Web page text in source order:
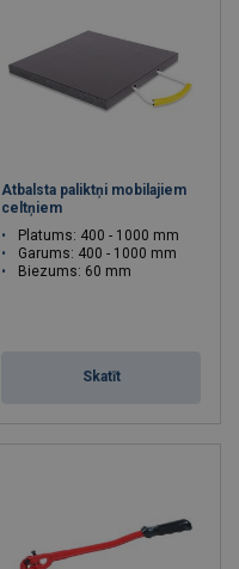
Atbalsta paliktņi mobilajiem
celtņiem
Platums: 400 - 1000 mm
Garums: 400 - 1000 mm
Biezums: 60 mm
Skatīt